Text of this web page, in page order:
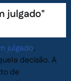
julgado"
julgado,
decisão. A
de